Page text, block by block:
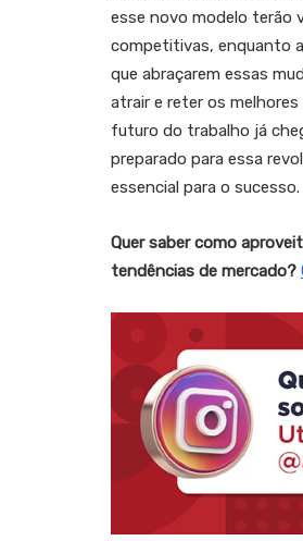
esse novo modelo terão
competitivas, enquanto
que abraçarem essas
atrair e reter os
futuro do trabalho já
preparado para essa
essencial para o sucesso.
Quer saber como
tendências de mercado?